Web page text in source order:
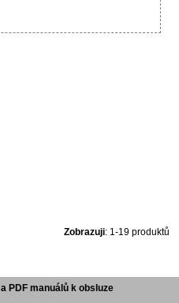
Zobrazuji: 1-19 produktů
a PDF manuálů k obsluze